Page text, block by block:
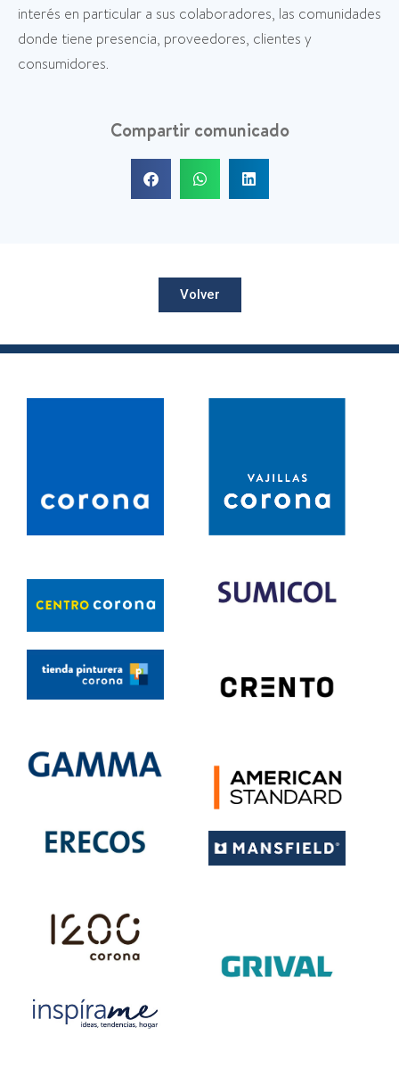
interés en particular a sus colaboradores, las comunidades
donde tiene presencia, proveedores, clientes y
consumidores.
Compartir comunicado
Volver